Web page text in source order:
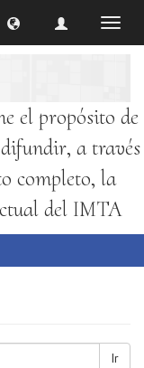
el propósito de
a través
completo, la
del IMTA
Ir